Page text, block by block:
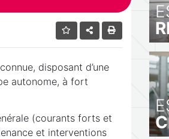
disposant d’une
autonome, à fort
(courants forts et
et interventions